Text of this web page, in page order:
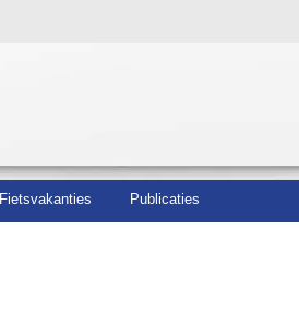
Fietsvakanties Publicaties